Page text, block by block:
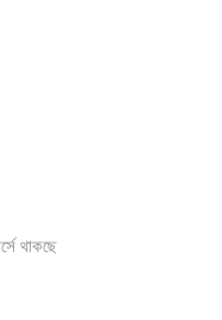
থাকছে